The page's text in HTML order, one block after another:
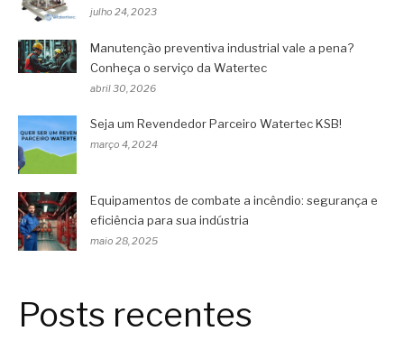
julho 24, 2023
Manutenção preventiva industrial vale a pena?
Conheça o serviço da Watertec
abril 30, 2026
Seja um Revendedor Parceiro Watertec KSB!
março 4, 2024
Equipamentos de combate a incêndio: segurança e
eficiência para sua indústria
maio 28, 2025
Posts recentes